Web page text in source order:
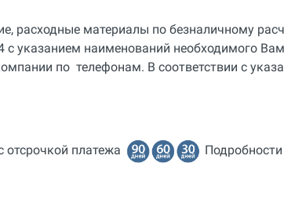
расходные материалы по безналичному
указанием наименований необходимого
по телефонам. В соответствии с
платежа